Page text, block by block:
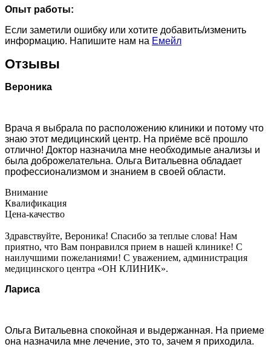
Опыт работы:
Если заметили ошибку или хотите добавить/изменить
информацию. Напишите нам на Емейл
Отзывы
Вероника
Врача я выбрала по расположению клиники и потому что
знаю этот медицинский центр. На приёме всё прошло
отлично! Доктор назначила мне необходимые анализы и
была доброжелательна. Ольга Витальевна обладает
профессионализмом и знанием в своей области.
Внимание
Квалификация
Цена-качество
Здравствуйте, Вероника! Спасибо за теплые слова! Нам
приятно, что Вам понравился прием в нашей клинике! С
наилучшими пожеланиями! С уважением, администрация
медицинского центра «ОН КЛИНИК».
Лариса
Ольга Витальевна спокойная и выдержанная. На приеме
она назначила мне лечение, это то, зачем я приходила.